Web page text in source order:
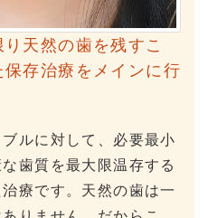
天然の歯を残すこ
存治療をメインに行
ルに対して、必要最小
歯質を最大限温存する
療です。天然の歯は一